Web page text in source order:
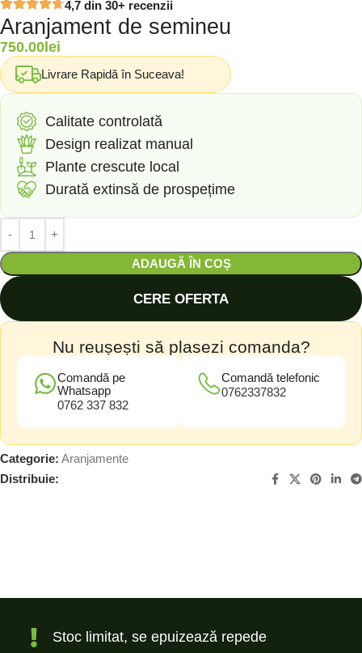
4,7 din 30+ recenzii
Aranjament de semineu
750.00lei
Livrare Rapidă în Suceava!
Calitate controlată
Design realizat manual
Plante crescute local
Durată extinsă de prospețime
ADAUGĂ ÎN COȘ
CERE OFERTA
Nu reușești să plasezi comanda?
Comandă pe
Whatsapp
0762 337 832
Comandă telefonic
0762337832
Categorie: Aranjamente
Distribuie:
Stoc limitat, se epuizează repede